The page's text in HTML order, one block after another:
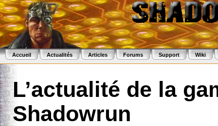
Accueil Actualités Articles Forums Support Wiki
L’actualité de la
Shadowrun